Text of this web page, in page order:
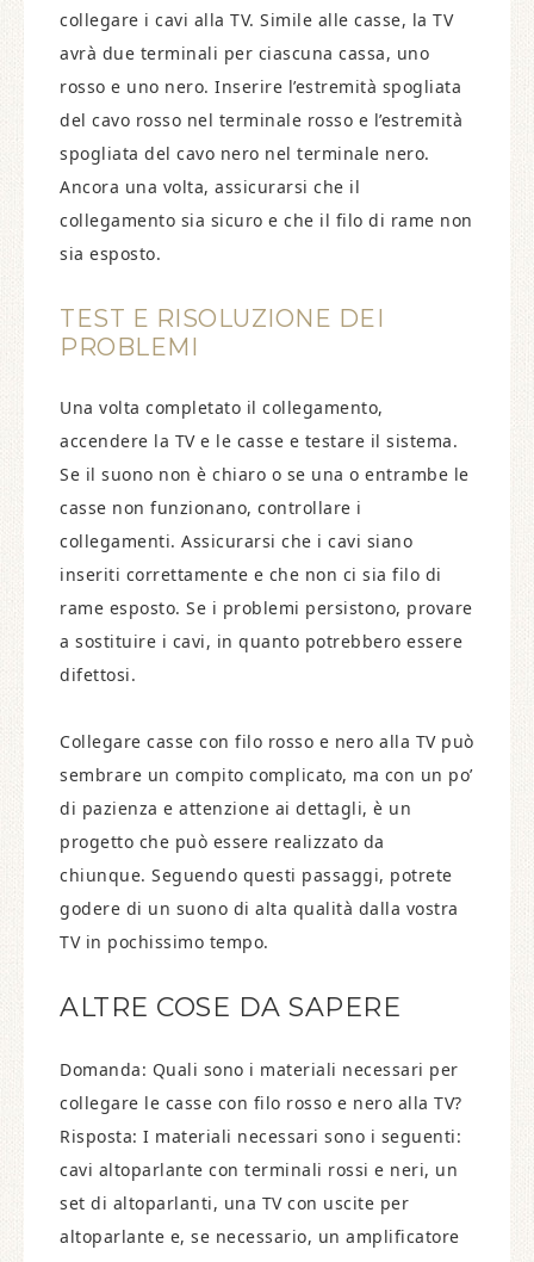
collegare i cavi alla TV. Simile alle casse, la TV
avrà due terminali per ciascuna cassa, uno
rosso e uno nero. Inserire l’estremità spogliata
del cavo rosso nel terminale rosso e l’estremità
spogliata del cavo nero nel terminale nero.
Ancora una volta, assicurarsi che il
collegamento sia sicuro e che il filo di rame non
sia esposto.
TEST E RISOLUZIONE DEI
PROBLEMI
Una volta completato il collegamento,
accendere la TV e le casse e testare il sistema.
Se il suono non è chiaro o se una o entrambe le
casse non funzionano, controllare i
collegamenti. Assicurarsi che i cavi siano
inseriti correttamente e che non ci sia filo di
rame esposto. Se i problemi persistono, provare
a sostituire i cavi, in quanto potrebbero essere
difettosi.
Collegare casse con filo rosso e nero alla TV può
sembrare un compito complicato, ma con un po’
di pazienza e attenzione ai dettagli, è un
progetto che può essere realizzato da
chiunque. Seguendo questi passaggi, potrete
godere di un suono di alta qualità dalla vostra
TV in pochissimo tempo.
ALTRE COSE DA SAPERE
Domanda: Quali sono i materiali necessari per
collegare le casse con filo rosso e nero alla TV?
Risposta: I materiali necessari sono i seguenti:
cavi altoparlante con terminali rossi e neri, un
set di altoparlanti, una TV con uscite per
altoparlante e, se necessario, un amplificatore